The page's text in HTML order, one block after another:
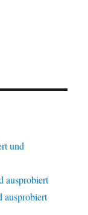
und
ausprobiert
ausprobiert